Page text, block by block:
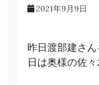
2021年9月9日
昨日渡部建さ
日は奥様の佐